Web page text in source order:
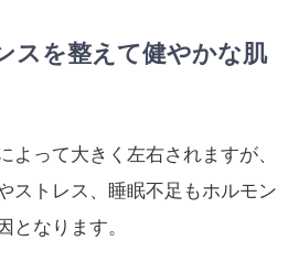
スを整えて健やかな肌
よって大きく左右されますが、
ストレス、睡眠不足もホルモン
となります。